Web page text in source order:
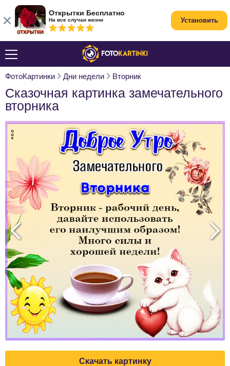
ФотоКартинки Дни недели Вторник
Сказочная картинка замечательного
вторника
Скачать картинку
Открытки Бесплатно
На все случаи жизни Установить